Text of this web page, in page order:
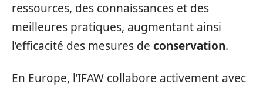
ressources, des connaissances et des
meilleures pratiques, augmentant ainsi
l’efficacité des mesures de conservation.
En Europe, l’IFAW collabore activement avec